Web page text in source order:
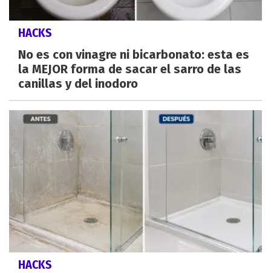
HACKS
No es con vinagre ni bicarbonato: esta es
la MEJOR forma de sacar el sarro de las
canillas y del inodoro
HACKS